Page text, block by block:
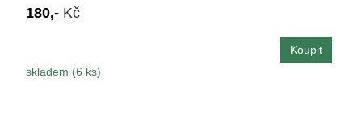
180,- Kč
skladem (6 ks)